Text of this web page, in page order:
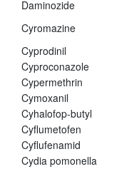
Daminozide
Cyromazine
Cyprodinil
Cyproconazole
Cypermethrin
Cymoxanil
Cyhalofop-butyl
Cyflumetofen
Cyflufenamid
Cydia pomonella